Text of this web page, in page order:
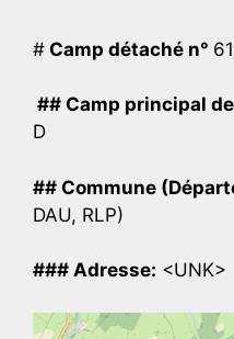
# Camp détaché n°
## Camp principal
D
## Commune
DAU, RLP)
### Adresse: <UNK>